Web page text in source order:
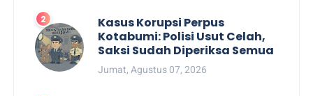
Kasus Korupsi Perpus
Kotabumi: Polisi Usut Celah,
Saksi Sudah Diperiksa Semua
Jumat, Agustus 07, 2026